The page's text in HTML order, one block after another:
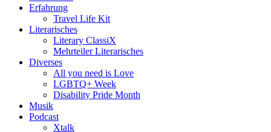
Erfahrung
Travel Life Kit
Literarisches
Literary ClassiX
Mehrteiler Literarisches
Diverses
All you need is Love
LGBTQ+ Week
Disability Pride Month
Musik
Podcast
Xtalk